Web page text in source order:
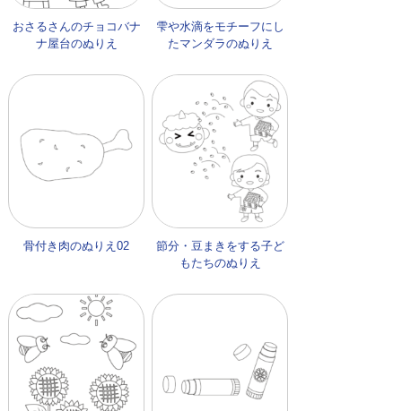
おさるさんのチョコバナ
ナ屋台のぬりえ
雫や水滴をモチーフにし
たマンダラのぬりえ
骨付き肉のぬりえ02
節分・豆まきをする子ど
もたちのぬりえ